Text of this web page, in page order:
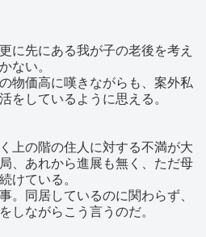
に先にある我が子の老後を考え
ない。
物価高に嘆きながらも、案外私
をしているように思える。
上の階の住人に対する不満が大
、あれから進展も無く、ただ母
けている。
。同居しているのに関わらず、
しながらこう言うのだ。